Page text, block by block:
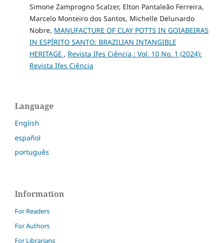
Simone Zamprogno Scalzer, Elton Pantaleão Ferreira,
Marcelo Monteiro dos Santos, Michelle Delunardo
Nobre, MANUFACTURE OF CLAY POTTS IN GOIABEIRAS
IN ESPÍRITO SANTO: BRAZILIAN INTANGIBLE
HERITAGE , Revista Ifes Ciência : Vol. 10 No. 1 (2024):
Revista Ifes Ciência
Language
English
español
português
Information
For Readers
For Authors
For Librarians